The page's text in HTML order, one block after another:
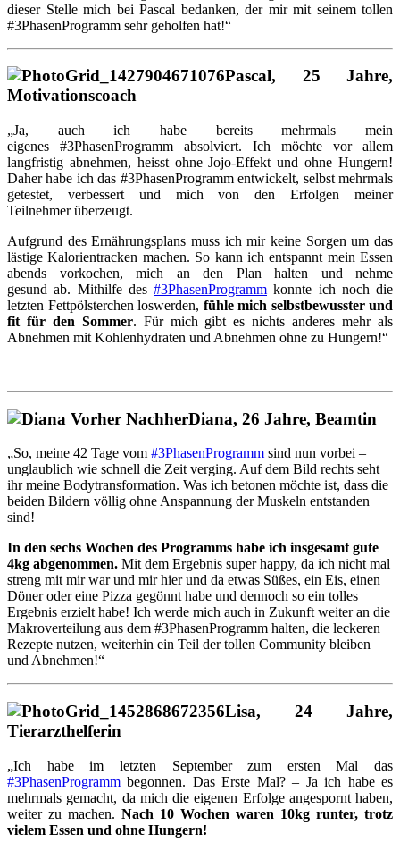
dieser Stelle mich bei Pascal bedanken, der mir mit seinem tollen
#3PhasenProgramm sehr geholfen hat!“
Pascal, 25 Jahre,
Motivationscoach
„Ja, auch ich habe bereits mehrmals mein
eigenes #3PhasenProgramm absolviert. Ich möchte vor allem
langfristig abnehmen, heisst ohne Jojo-Effekt und ohne Hungern!
Daher habe ich das #3PhasenProgramm entwickelt, selbst mehrmals
getestet, verbessert und mich von den Erfolgen meiner
Teilnehmer überzeugt.
Aufgrund des Ernährungsplans muss ich mir keine Sorgen um das
lästige Kalorientracken machen. So kann ich entspannt mein Essen
abends vorkochen, mich an den Plan halten und nehme
gesund ab. Mithilfe des #3PhasenProgramm konnte ich noch die
letzten Fettpölsterchen loswerden, fühle mich selbstbewusster und
fit für den Sommer. Für mich gibt es nichts anderes mehr als
Abnehmen mit Kohlenhydraten und Abnehmen ohne zu Hungern!“
Diana, 26 Jahre, Beamtin
„So, meine 42 Tage vom #3PhasenProgramm sind nun vorbei –
unglaublich wie schnell die Zeit verging. Auf dem Bild rechts seht
ihr meine Bodytransformation. Was ich betonen möchte ist, dass die
beiden Bildern völlig ohne Anspannung der Muskeln entstanden
sind!
In den sechs Wochen des Programms habe ich insgesamt gute
4kg abgenommen. Mit dem Ergebnis super happy, da ich nicht mal
streng mit mir war und mir hier und da etwas Süßes, ein Eis, einen
Döner oder eine Pizza gegönnt habe und dennoch so ein tolles
Ergebnis erzielt habe! Ich werde mich auch in Zukunft weiter an die
Makroverteilung aus dem #3PhasenProgramm halten, die leckeren
Rezepte nutzen, weiterhin ein Teil der tollen Community bleiben
und Abnehmen!“
Lisa, 24 Jahre,
Tierarzthelferin
„Ich habe im letzten September zum ersten Mal das
#3PhasenProgramm begonnen. Das Erste Mal? – Ja ich habe es
mehrmals gemacht, da mich die eigenen Erfolge angespornt haben,
weiter zu machen. Nach 10 Wochen waren 10kg runter, trotz
vielem Essen und ohne Hungern!